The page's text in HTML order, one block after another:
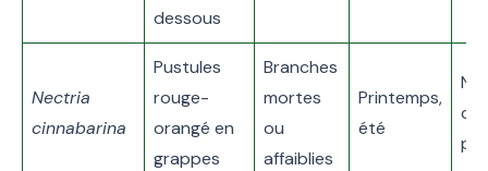
dessous
Nectria
cinnabarina
Pustules
rouge-
orangé en
grappes
Branches
mortes
ou
affaiblies
Printemps,
été